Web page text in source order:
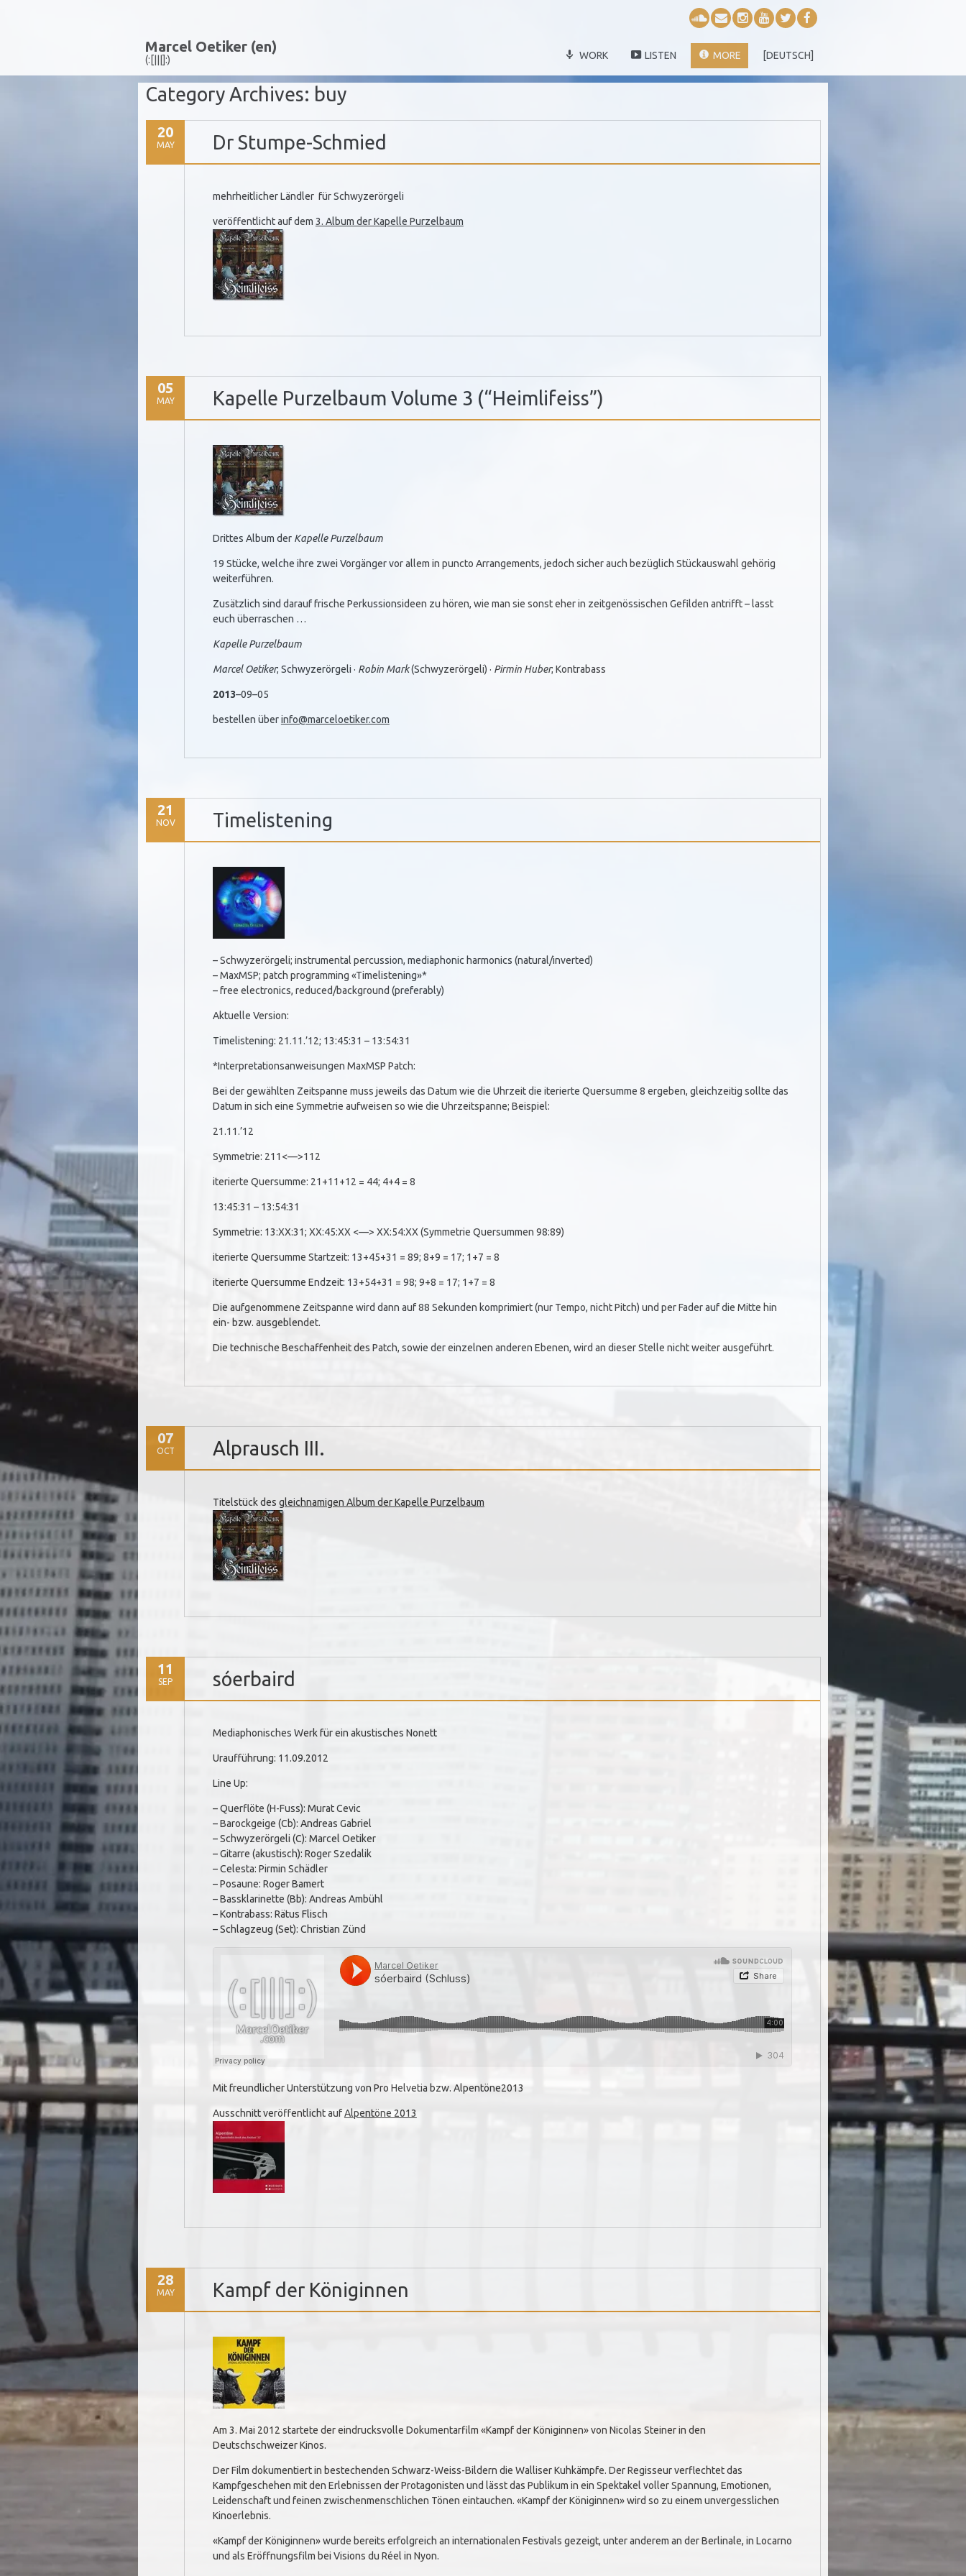
Marcel Oetiker (en)
(:[|||]:) WORK LISTEN MORE [DEUTSCH]
Category Archives: buy
20
MAY Dr Stumpe-Schmied
mehrheitlicher Ländler für Schwyzerörgeli
veröffentlicht auf dem 3. Album der Kapelle Purzelbaum
05
MAY Kapelle Purzelbaum Volume 3 (“Heimlifeiss”)
Drittes Album der Kapelle Purzelbaum
19 Stücke, welche ihre zwei Vorgänger vor allem in puncto Arrangements, jedoch sicher auch bezüglich Stückauswahl gehörig
weiterführen.
Zusätzlich sind darauf frische Perkussionsideen zu hören, wie man sie sonst eher in zeitgenössischen Gefilden antrifft – lasst
euch überraschen …
Kapelle Purzelbaum
Marcel Oetiker; Schwyzerörgeli · Robin Mark(Schwyzerörgeli) · Pirmin Huber; Kontrabass
2013–09–05
bestellen überinfo@marceloetiker.com
21
NOV Timelistening
– Schwyzerörgeli; instrumental percussion, mediaphonic harmonics (natural/inverted)
– MaxMSP; patch programming «Timelistening»*
– free electronics, reduced/background (preferably)
Aktuelle Version:
Timelistening: 21.11.’12; 13:45:31 – 13:54:31
*Interpretationsanweisungen MaxMSP Patch:
Bei der gewählten Zeitspanne muss jeweils das Datum wie die Uhrzeit die iterierte Quersumme 8 ergeben, gleichzeitig sollte das
Datum in sich eine Symmetrie aufweisen so wie die Uhrzeitspanne; Beispiel:
21.11.’12
Symmetrie: 211<—>112
iterierte Quersumme: 21+11+12 = 44; 4+4 = 8
13:45:31 – 13:54:31
Symmetrie: 13:XX:31; XX:45:XX <—> XX:54:XX (Symmetrie Quersummen 98:89)
iterierte Quersumme Startzeit: 13+45+31 = 89; 8+9 = 17; 1+7 = 8
iterierte Quersumme Endzeit: 13+54+31 = 98; 9+8 = 17; 1+7 = 8
Die aufgenommene Zeitspanne wird dann auf 88 Sekunden komprimiert (nur Tempo, nicht Pitch) und per Fader auf die Mitte hin
ein- bzw. ausgeblendet.
Die technische Beschaffenheit des Patch, sowie der einzelnen anderen Ebenen, wird an dieser Stelle nicht weiter ausgeführt.
07
OCT Alprausch III.
Titelstück des gleichnamigen Album der Kapelle Purzelbaum
11
SEP sóerbaird
Mediaphonisches Werk für ein akustisches Nonett
Uraufführung: 11.09.2012
Line Up:
– Querflöte (H-Fuss): Murat Cevic
– Barockgeige (Cb): Andreas Gabriel
– Schwyzerörgeli (C): Marcel Oetiker
– Gitarre (akustisch): Roger Szedalik
– Celesta: Pirmin Schädler
– Posaune: Roger Bamert
– Bassklarinette (Bb): Andreas Ambühl
– Kontrabass: Rätus Flisch
– Schlagzeug (Set): Christian Zünd
Mit freundlicher Unterstützung von Pro Helvetia bzw. Alpentöne2013
Ausschnitt veröffentlicht aufAlpentöne 2013
28
MAY Kampf der Königinnen
Am 3. Mai 2012 startete der eindrucksvolle Dokumentarfilm «Kampf der Königinnen» von Nicolas Steiner in den
Deutschschweizer Kinos.
Der Film dokumentiert in bestechenden Schwarz-Weiss-Bildern die Walliser Kuhkämpfe. Der Regisseur verflechtet das
Kampfgeschehen mit den Erlebnissen der Protagonisten und lässt das Publikum in ein Spektakel voller Spannung, Emotionen,
Leidenschaft und feinen zwischenmenschlichen Tönen eintauchen. «Kampf der Königinnen» wird so zu einem unvergesslichen
Kinoerlebnis.
«Kampf der Königinnen» wurde bereits erfolgreich an internationalen Festivals gezeigt, unter anderem an der Berlinale, in Locarno
und als Eröffnungsfilm bei Visions du Réel in Nyon.